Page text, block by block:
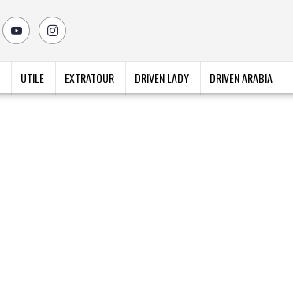
UTILE EXTRATOUR DRIVEN LADY DRIVEN ARABIA